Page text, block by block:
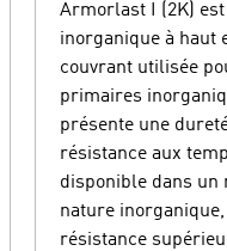
Armorlast I (2K)
inorganique à haut
couvrant utilisée
primaires
présente une
résistance aux
disponible dans un
nature
résistance